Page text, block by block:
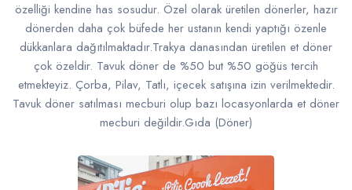
Takı
Yapı Malzemesi - Hırdavat
Giyim - Aksesuar
Hukuk - Marka - Patent ve Tercüme
Isıtma - Soğutma ve Havalandırma
Lojistik - Kargo ve Kurye
Matbaa - Fotoğraf
özelliği kendine has sosudur. Özel olarak üretilen dönerler, hazır
dönerden daha çok büfede her ustanın kendi yaptığı özenle
dükkanlara dağıtılmaktadır.Trakya danasından üretilen et döner
çok özeldir. Tavuk döner de %50 but %50 göğüs tercih
etmekteyiz. Çorba, Pilav, Tatlı, içecek satışına izin verilmektedir.
Tavuk döner satılması mecburi olup bazı locasyonlarda et döner
mecburi değildir.Gıda (Döner)